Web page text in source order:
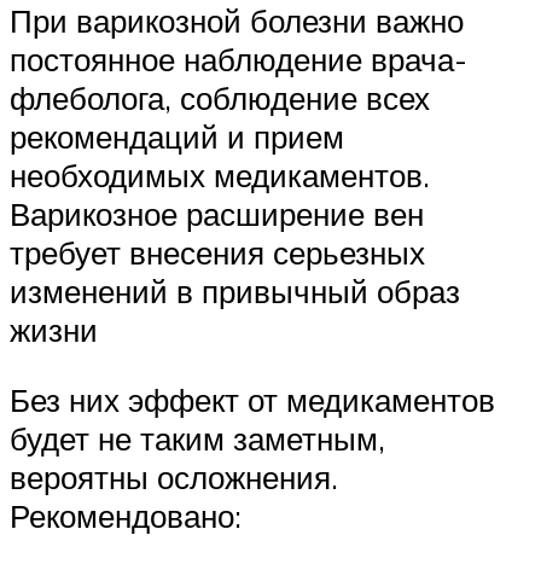
При варикозной болезни важно
постоянное наблюдение врача-
флеболога, соблюдение всех
рекомендаций и прием
необходимых медикаментов.
Варикозное расширение вен
требует внесения серьезных
изменений в привычный образ
жизни
Без них эффект от медикаментов
будет не таким заметным,
вероятны осложнения.
Рекомендовано: